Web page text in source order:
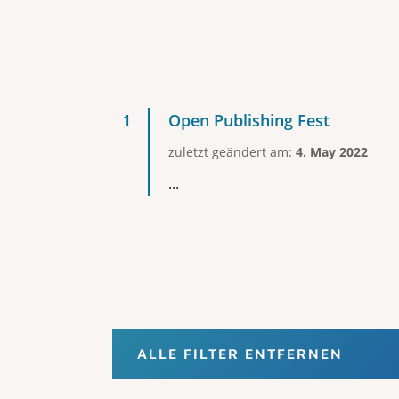
Open Publishing Fest
zuletzt geändert am: 4. May 2022
...
ALLE FILTER ENTFERNEN